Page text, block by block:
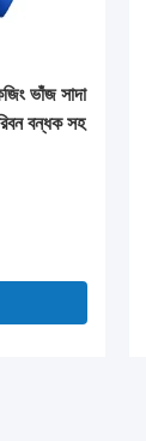
ভাঁজ সাদা
বন্ধক সহ